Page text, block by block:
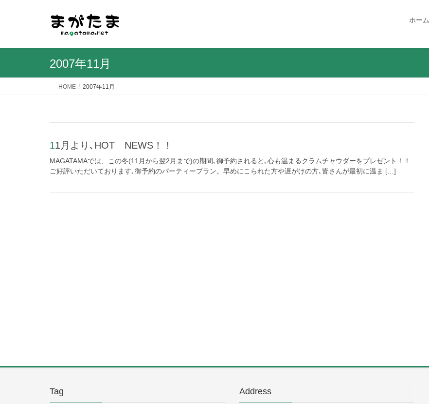
ホーム
2007年11月
HOME 2007年11月
11月より､HOT NEWS！！
MAGATAMAでは、この冬(11月から翌2月まで)の期間､御予約されると､心も温まるクラムチャウダーをプレゼント！！
ご好評いただいております､御予約のパーティープラン。早めにこられた方や遅がけの方､皆さんが最初に温ま […]
Tag Address